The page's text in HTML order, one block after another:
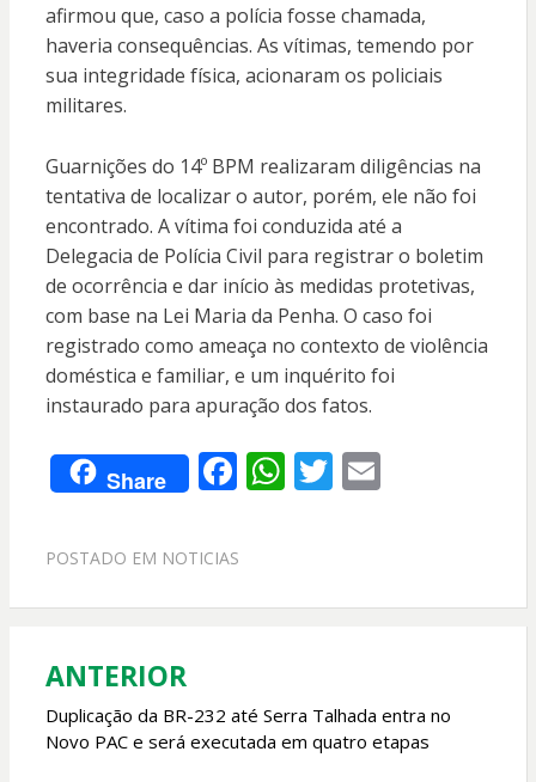
afirmou que, caso a polícia fosse chamada,
haveria consequências. As vítimas, temendo por
sua integridade física, acionaram os policiais
militares.
Guarnições do 14º BPM realizaram diligências na
tentativa de localizar o autor, porém, ele não foi
encontrado. A vítima foi conduzida até a
Delegacia de Polícia Civil para registrar o boletim
de ocorrência e dar início às medidas protetivas,
com base na Lei Maria da Penha. O caso foi
registrado como ameaça no contexto de violência
doméstica e familiar, e um inquérito foi
instaurado para apuração dos fatos.
Share F
e
o
k
W
A
p
T E
POSTADO EM NOTICIAS
Navegação
de
Post
ANTERIOR
Duplicação da BR-232 até Serra Talhada entra no
Novo PAC e será executada em quatro etapas